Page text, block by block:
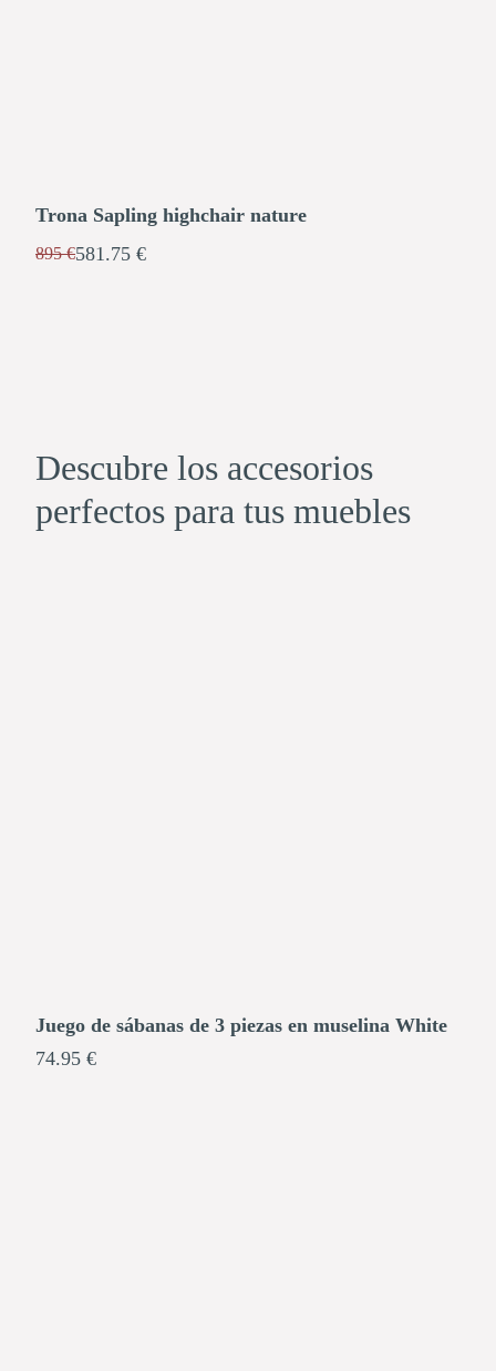
Trona Sapling highchair nature
895 €581.75 €
Descubre los accesorios
perfectos para tus muebles
Juego de sábanas de 3 piezas en muselina White
74.95 €